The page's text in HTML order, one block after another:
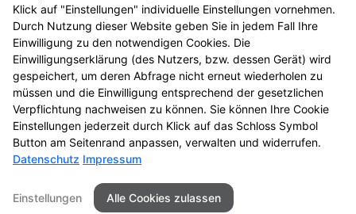
E-Mail:
info@hofgarten-apotheke.de
Öffnungszeiten
Mo - Fr: 08:00-19:00
Sa: 09:00-18:00
Kontakt Impressum
Datenschutz
Barrierefreiheit
Klick auf "Einstellungen" individuelle Einstellungen vornehmen.
Durch Nutzung dieser Website geben Sie in jedem Fall Ihre
Einwilligung zu den notwendigen Cookies. Die
Einwilligungserklärung (des Nutzers, bzw. dessen Gerät) wird
gespeichert, um deren Abfrage nicht erneut wiederholen zu
müssen und die Einwilligung entsprechend der gesetzlichen
Verpflichtung nachweisen zu können. Sie können Ihre Cookie
Einstellungen jederzeit durch Klick auf das Schloss Symbol
Button am Seitenrand anpassen, verwalten und widerrufen.
Datenschutz Impressum
Einstellungen Alle Cookies zulassen